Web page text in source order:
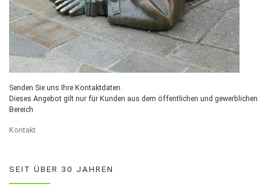
Senden Sie uns Ihre Kontaktdaten.
Dieses Angebot gilt nur für Kunden aus dem öffentlichen und gewerblichen
Bereich
Kontakt
SEIT ÜBER 30 JAHREN